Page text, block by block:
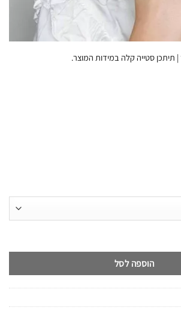
סטייה קלה במידות המוצר.
הוספה לסל